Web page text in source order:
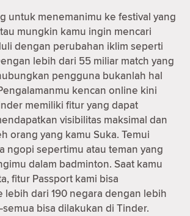
untuk menemanimu ke festival yang
mungkin kamu ingin mencari
dengan perubahan iklim seperti
lebih dari 55 miliar match yang
pengguna bukanlah hal
kencan online kini
memiliki fitur yang dapat
visibilitas maksimal dan
orang yang kamu Suka. Temui
ngopi sepertimu atau teman yang
dalam badminton. Saat kamu
fitur Passport kami bisa
lebih dari 190 negara dengan lebih
bisa dilakukan di Tinder.